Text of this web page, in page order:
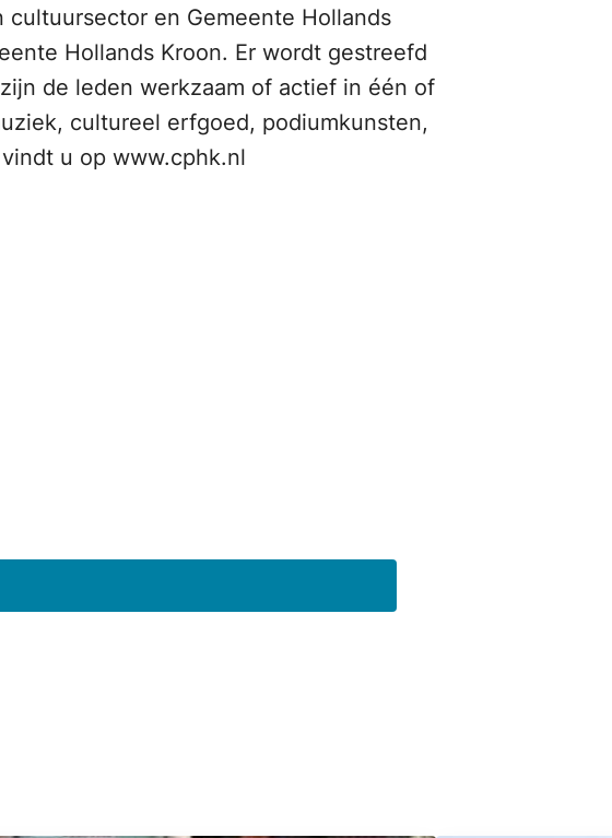
cultuursector en Gemeente Hollands
Hollands Kroon. Er wordt gestreefd
de leden werkzaam of actief in één of
cultureel erfgoed, podiumkunsten,
u op www.cphk.nl